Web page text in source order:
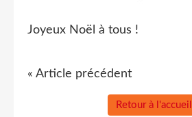
Joyeux Noël à tous !
« Article précédent
Retour à l'accueil